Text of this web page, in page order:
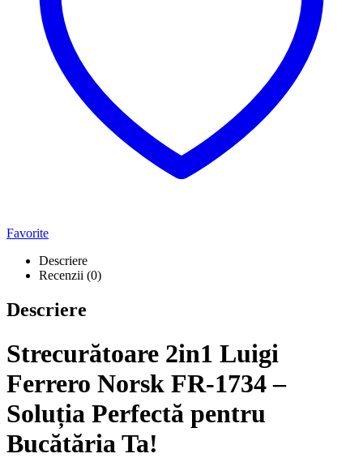
Favorite
Descriere
Recenzii (0)
Descriere
Strecurătoare 2in1 Luigi
Ferrero Norsk FR-1734 –
Soluția Perfectă pentru
Bucătăria Ta!